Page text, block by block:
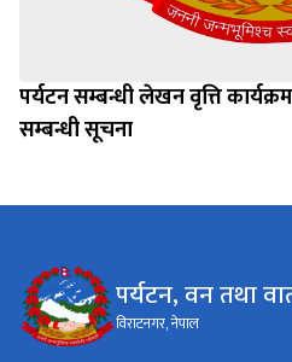
पर्यटन सम्बन्धी लेखन वृत्ति
सम्बन्धी सूचना
पर्यटन, वन तथा
विराटनगर, नेपाल